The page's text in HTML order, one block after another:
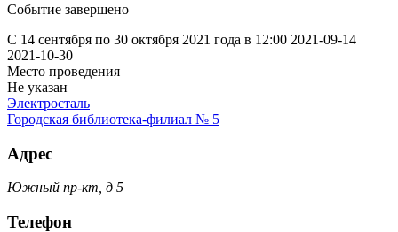
Событие завершено
С 14 сентября по 30 октября 2021 года в 12:00 2021-09-14
2021-10-30
Место проведения
Не указан
Электросталь
Городская библиотека-филиал № 5
Адрес
Южный пр-кт, д 5
Телефон